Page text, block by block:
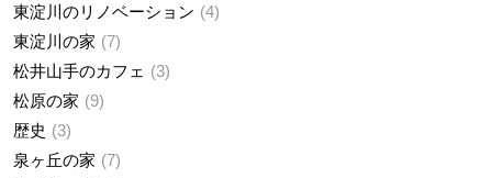
東淀川のリノベーション
4
東淀川の家
7
松井山手のカフェ
3
松原の家
9
歴史
3
泉ヶ丘の家
7